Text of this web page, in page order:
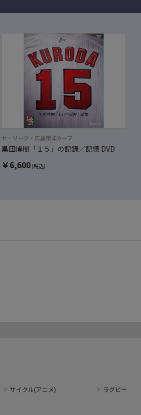
セ・リーグ・広島東洋カープ
黒田博樹「１５」の記録／記憶 DVD
￥6,600 (税込)
サイクル(アニメ) ラグビー